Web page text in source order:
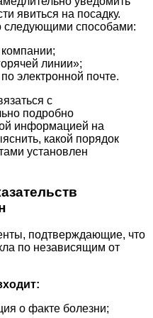
явиться на посадку.
следующими способами:
линии»;
электронной почте.
с
подробно
информацией на
какой порядок
установлен
подтверждающие, что
по независящим от
о факте болезни;